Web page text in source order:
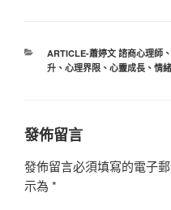
分
類
ARTICLE-蕭婷文 諮商心理師、
升、 心理界限、 心靈成長、 情
發佈留言
發佈留言必須填寫的電子
示為 *